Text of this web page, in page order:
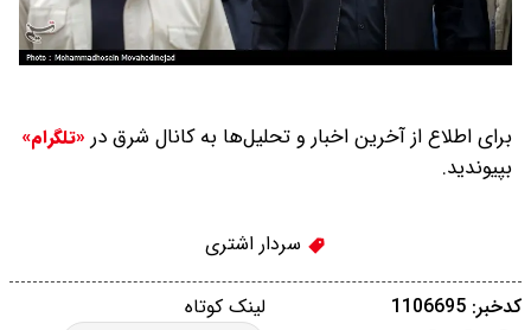
برای اطلاع از آخرین اخبار و تحلیل‌ها به کانال شرق در «تلگرام»
بپیوندید.
سردار اشتری
لینک کوتاه کدخبر: 1106695